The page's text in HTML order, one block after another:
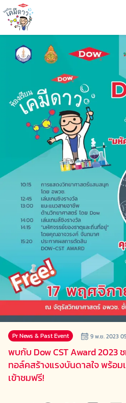
Pr News & Past Event 9 พ.ย. 2023
พบกับ Dow CST Award 2023
ทอล์คสร้างแรงบันดาลใจ พร้อม
เข้าชมฟรี!